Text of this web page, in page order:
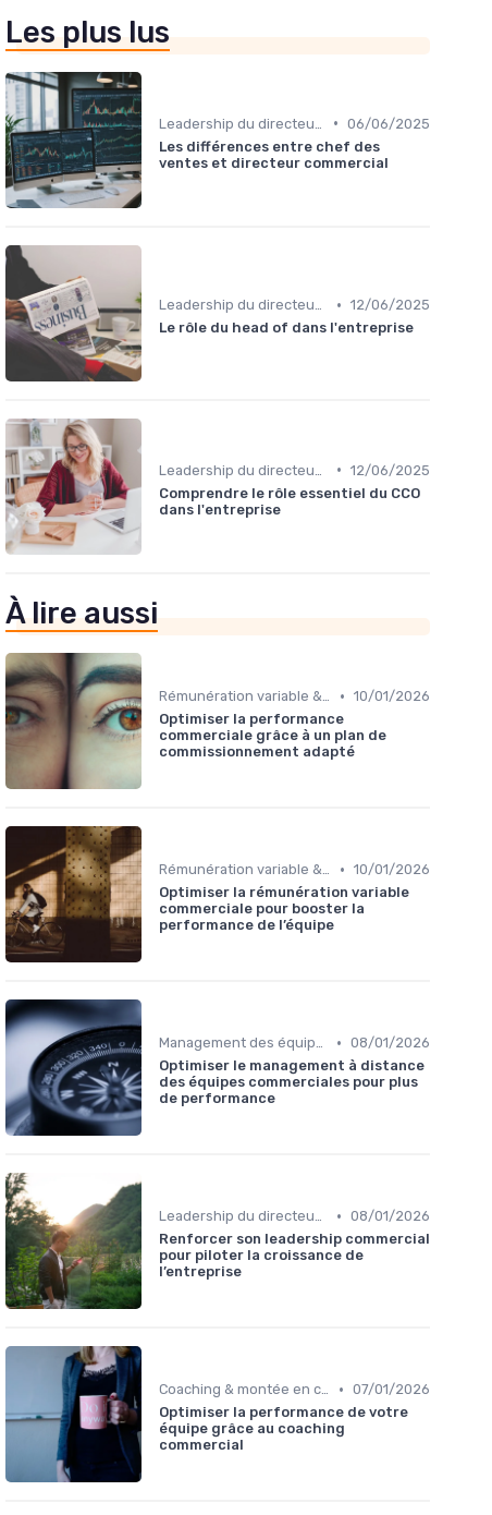
Les plus lus
• 06/06/2025
Les différences entre chef des
ventes et directeur commercial​
Leadership du directeur commercial • 12/06/2025
Le rôle du head of dans l'entreprise
• 12/06/2025
Comprendre le rôle essentiel du CCO
dans l'entreprise
À lire aussi
Rémunération variable & incentives • 10/01/2026
Optimiser la performance
commerciale grâce à un plan de
commissionnement adapté
Rémunération variable & incentives • 10/01/2026
Optimiser la rémunération variable
commerciale pour booster la
performance de l’équipe
Management des équipes commerciales • 08/01/2026
Optimiser le management à distance
des équipes commerciales pour plus
de performance
Leadership du directeur commercial • 08/01/2026
Renforcer son leadership commercial
pour piloter la croissance de
l’entreprise
Coaching & montée en compétences sales • 07/01/2026
Optimiser la performance de votre
équipe grâce au coaching
commercial